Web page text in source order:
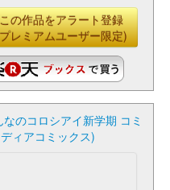
この作品をアラート登録
レミアムユーザー限定)
のコロシアイ新学期 コミ
ィアコミックス)